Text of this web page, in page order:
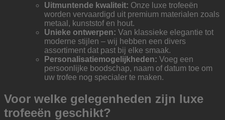
Uitmuntende kwaliteit: Onze luxe trofeeën
worden vervaardigd uit premium materialen zoals
metaal, kunststof en hout.
Unieke ontwerpen: Van klassieke elegantie tot
moderne stijlen – wij hebben een divers
assortiment dat past bij elke smaak.
Personalisatiemogelijkheden: Voeg een
persoonlijke boodschap, naam of datum toe om
uw trofee nog specialer te maken.
Voor welke gelegenheden zijn luxe
trofeeën geschikt?